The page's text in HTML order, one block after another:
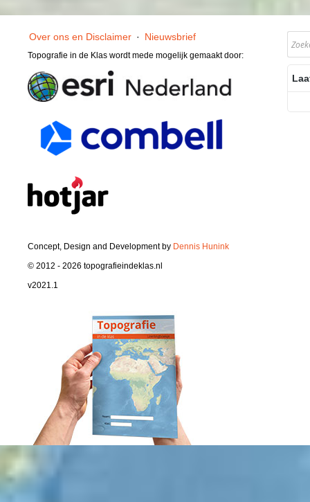
Over ons en Disclaimer · Nieuwsbrief
Topografie in de Klas wordt mede mogelijk gemaakt door:
Concept, Design and Development by Dennis Hunink
© 2012 - 2026 topografieindeklas.nl
v2021.1